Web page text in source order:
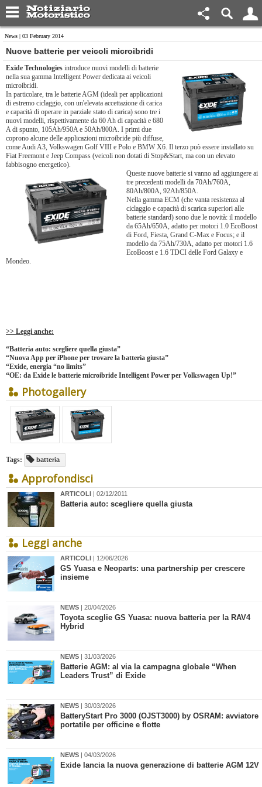
News | 03 February 2014
Nuove batterie per veicoli microibridi
Exide Technologies introduce nuovi modelli di batterie
nella sua gamma Intelligent Power dedicata ai veicoli
microibridi.
In particolare, tra le batterie AGM (ideali per applicazioni
di estremo ciclaggio, con un'elevata accettazione di carica
e capacità di operare in parziale stato di carica) sono tre i
nuovi modelli, rispettivamente da 60 Ah di capacità e 680
A di spunto, 105Ah/950A e 50Ah/800A. I primi due
coprono alcune delle applicazioni microibride più diffuse,
come Audi A3, Volkswagen Golf VIII e Polo e BMW X6. Il terzo può essere installato su
Fiat Freemont e Jeep Compass (veicoli non dotati di Stop&Start, ma con un elevato
fabbisogno energetico).
Queste nuove batterie si vanno ad aggiungere ai
tre precedenti modelli da 70Ah/760A,
80Ah/800A, 92Ah/850A.
Nella gamma ECM (che vanta resistenza al
ciclaggio e capacità di scarica superiori alle
batterie standard) sono due le novità: il modello
da 65Ah/650A, adatto per motori 1.0 EcoBoost
di Ford, Fiesta, Grand C-Max e Focus; e il
modello da 75Ah/730A, adatto per motori 1.6
EcoBoost e 1.6 TDCI delle Ford Galaxy e
Mondeo.
>> Leggi anche:
“Batteria auto: scegliere quella giusta”
“Nuova App per iPhone per trovare la batteria giusta”
“Exide, energia “no limits”
“OE: da Exide le batterie microibride Intelligent Power per Volkswagen Up!”
Photogallery
Tags: batteria
Approfondisci
ARTICOLI | 02/12/2011
Batteria auto: scegliere quella giusta
Leggi anche
ARTICOLI | 12/06/2026
GS Yuasa e Neoparts: una partnership per crescere
insieme
NEWS | 20/04/2026
​Toyota sceglie GS Yuasa: nuova batteria per la RAV4
Hybrid
NEWS | 31/03/2026
​Batterie AGM: al via la campagna globale “When
Leaders Trust” di Exide
NEWS | 30/03/2026
​BatteryStart Pro 3000 (OJST3000) by OSRAM: avviatore
portatile per officine e flotte
NEWS | 04/03/2026
​Exide lancia la nuova generazione di batterie AGM 12V